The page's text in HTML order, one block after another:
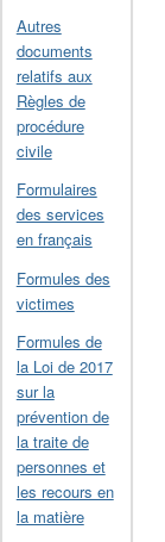
Autres
documents
relatifs aux
Règles de
procédure
civile
Formulaires
des services
en français
Formules des
victimes
Formules de
la Loi de 2017
sur la
prévention de
la traite de
personnes et
les recours en
la matière